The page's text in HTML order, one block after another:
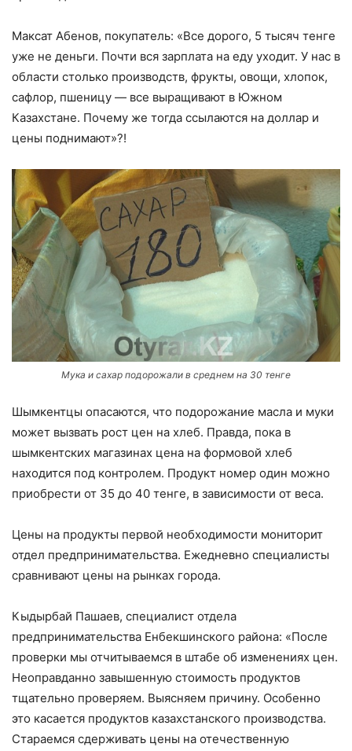
Максат Абенов, покупатель: «Все дорого, 5 тысяч тенге
уже не деньги. Почти вся зарплата на еду уходит. У нас в
области столько производств, фрукты, овощи, хлопок,
сафлор, пшеницу — все выращивают в Южном
Казахстане. Почему же тогда ссылаются на доллар и
цены поднимают»?!
Мука и сахар подорожали в среднем на 30 тенге
Шымкентцы опасаются, что подорожание масла и муки
может вызвать рост цен на хлеб. Правда, пока в
шымкентских магазинах цена на формовой хлеб
находится под контролем. Продукт номер один можно
приобрести от 35 до 40 тенге, в зависимости от веса.
Цены на продукты первой необходимости мониторит
отдел предпринимательства. Ежедневно специалисты
сравнивают цены на рынках города.
Кыдырбай Пашаев, специалист отдела
предпринимательства Енбекшинского района: «После
проверки мы отчитываемся в штабе об изменениях цен.
Неоправданно завышенную стоимость продуктов
тщательно проверяем. Выясняем причину. Особенно
это касается продуктов казахстанского производства.
Стараемся сдерживать цены на отечественную